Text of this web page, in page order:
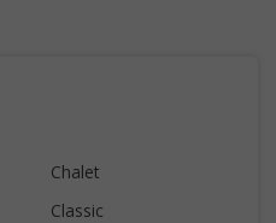
Chalet
Classic